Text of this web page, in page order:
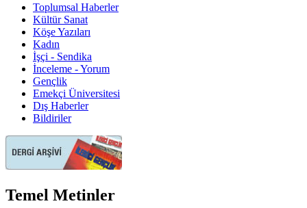
Toplumsal Haberler
Kültür Sanat
Köşe Yazıları
Kadın
İşçi - Sendika
İnceleme - Yorum
Gençlik
Emekçi Üniversitesi
Dış Haberler
Bildiriler
Temel Metinler